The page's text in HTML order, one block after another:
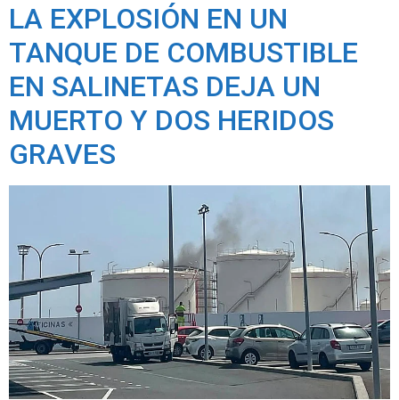
LA EXPLOSIÓN EN UN
TANQUE DE COMBUSTIBLE
EN SALINETAS DEJA UN
MUERTO Y DOS HERIDOS
GRAVES